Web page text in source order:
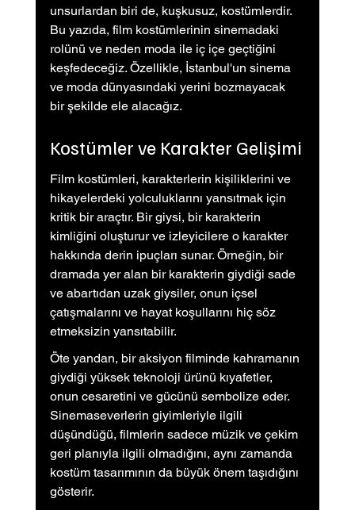
unsurlardan biri de, kuşkusuz, kostümlerdir.
Bu yazıda, film kostümlerinin sinemadaki
rolünü ve neden moda ile iç içe geçtiğini
keşfedeceğiz. Özellikle, İstanbul'un sinema
ve moda dünyasındaki yerini bozmayacak
bir şekilde ele alacağız.
Kostümler ve Karakter Gelişimi
Film kostümleri, karakterlerin kişiliklerini ve
hikayelerdeki yolculuklarını yansıtmak için
kritik bir araçtır. Bir giysi, bir karakterin
kimliğini oluşturur ve izleyicilere o karakter
hakkında derin ipuçları sunar. Örneğin, bir
dramada yer alan bir karakterin giydiği sade
ve abartıdan uzak giysiler, onun içsel
çatışmalarını ve hayat koşullarını hiç söz
etmeksizin yansıtabilir.
Öte yandan, bir aksiyon filminde kahramanın
giydiği yüksek teknoloji ürünü kıyafetler,
onun cesaretini ve gücünü sembolize eder.
Sinemaseverlerin giyimleriyle ilgili
düşündüğü, filmlerin sadece müzik ve çekim
geri planıyla ilgili olmadığını, aynı zamanda
kostüm tasarımının da büyük önem taşıdığını
gösterir.